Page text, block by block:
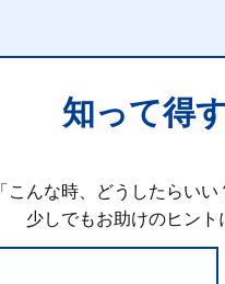
知って得
「こんな時、どうしたらい
少しでもお助けのヒント